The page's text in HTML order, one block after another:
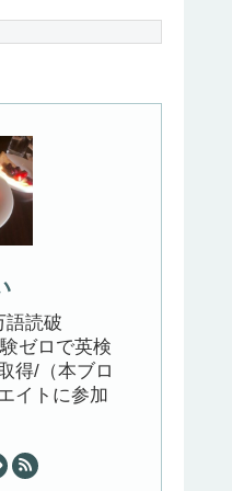
語読破
ゼロで英検
得/（本ブロ
イトに参加